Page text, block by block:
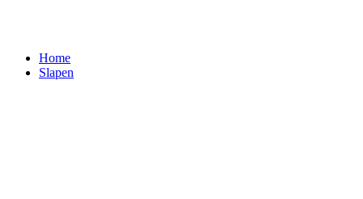
Home
Slapen